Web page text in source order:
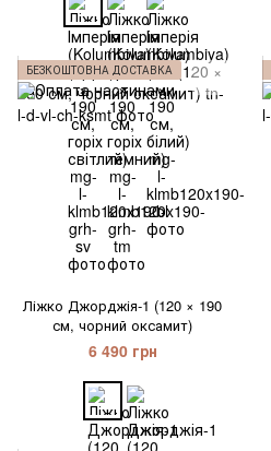
БЕЗКОШТОВНА ДОСТАВКА
Ліжко Джорджія-1 (120 × 190
см, чорний оксамит)
6 490 грн